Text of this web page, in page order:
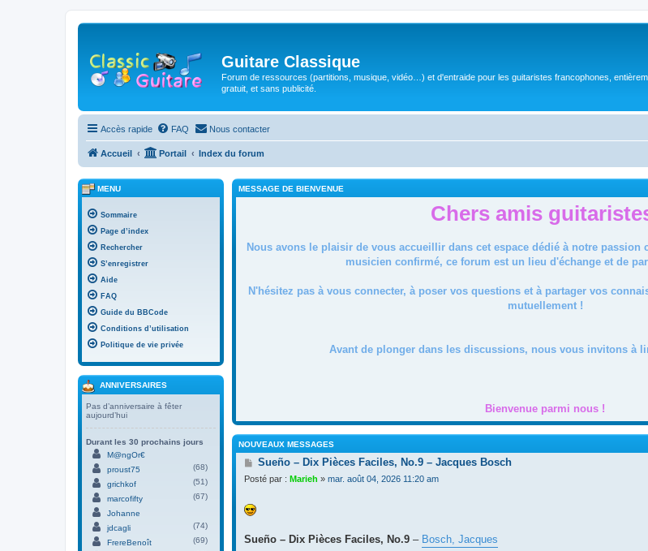
Guitare Classique
Forum de ressources (partitions, musique, vidéo…) et d'entraide pour les guitaristes francophones,
gratuit, et sans publicité.
Accès rapide FAQ Nous contacter
Accueil Portail Index du forum
MESSAGE DE BIENVENUE
Chers amis
Nous avons le plaisir de vous accueillir dans cet espace dédié à notre passion
musicien confirmé, ce forum est un lieu d'échange et de
N'hésitez pas à vous connecter, à poser vos questions et à partager vos
mutuellement !
Avant de plonger dans les discussions, nous vous invitons à
Bienvenue parmi nous !
NOUVEAUX MESSAGES
M
s
a
g
Sueño – Dix Pièces Faciles, No.9 – Jacques Bosch
Posté par : Marieh » mar. août 04, 2026 11:20 am
Sueño – Dix Pièces Faciles, No.9 – Bosch, Jacques
MENU
Sommaire
Page d’index
Rechercher
S’enregistrer
Aide
FAQ
Guide du BBCode
Conditions d’utilisation
Politique de vie privée
ANNIVERSAIRES
Pas d’anniversaire à fêter
aujourd’hui
Durant les 30 prochains jours
M@ngOr€
proust75
(68)
grichkof
(51)
marcofifty
(67)
Johanne
jdcagli
(74)
FrereBenoît
(69)